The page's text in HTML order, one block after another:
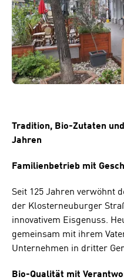
Tradition, Bio-Zutaten
Jahren
Familienbetrieb mit
Seit 125 Jahren verwöhnt
der Klosterneuburger
innovativem Eisgenuss.
gemeinsam mit ihrem
Unternehmen in dritter
Bio-Qualität mit